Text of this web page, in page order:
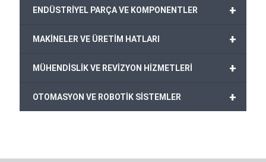
+
ENDÜSTRİYEL PARÇA VE KOMPONENTLER
+
MAKİNELER VE ÜRETİM HATLARI
+
MÜHENDİSLİK VE REVİZYON HİZMETLERİ
+
OTOMASYON VE ROBOTİK SİSTEMLER